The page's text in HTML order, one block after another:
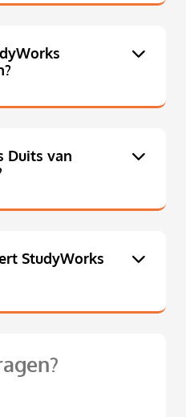
Duits van
StudyWorks